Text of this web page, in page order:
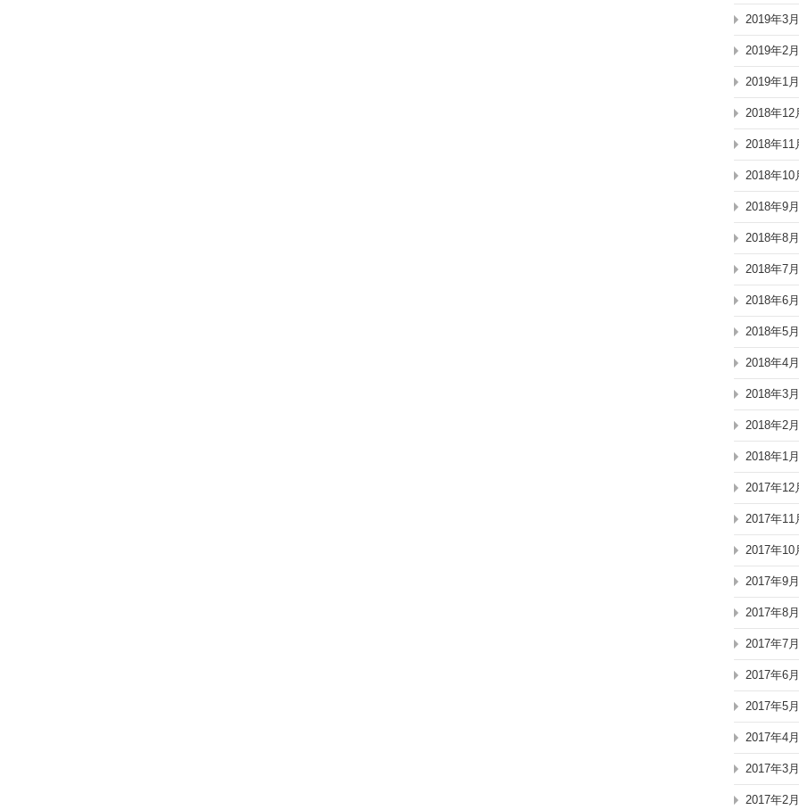
2019年3月
2019年2月
2019年1月
2018年12
2018年11
2018年10
2018年9月
2018年8月
2018年7月
2018年6月
2018年5月
2018年4月
2018年3月
2018年2月
2018年1月
2017年12
2017年11
2017年10
2017年9月
2017年8月
2017年7月
2017年6月
2017年5月
2017年4月
2017年3月
2017年2月